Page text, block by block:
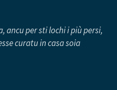
ancu per sti lochi i più persi,
curatu in casa soia